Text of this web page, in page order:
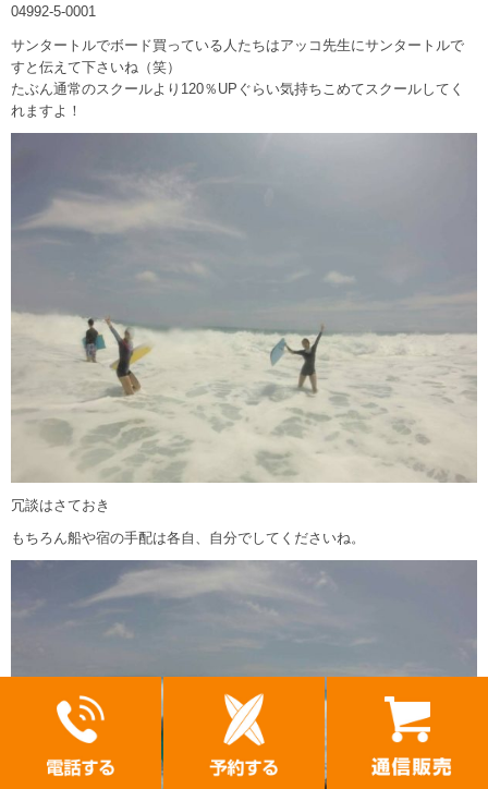
04992-5-0001
サンタートルでボード買っている人たちはアッコ先生にサンタートルで
すと伝えて下さいね（笑）
たぶん通常のスクールより120％UPぐらい気持ちこめてスクールしてく
れますよ！
冗談はさておき
もちろん船や宿の手配は各自、自分でしてくださいね。